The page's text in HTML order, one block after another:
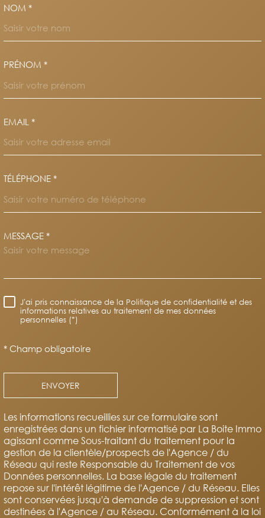
NOM *
PRÉNOM *
EMAIL *
TÉLÉPHONE *
MESSAGE *
RÈGLEMENTATION
J'ai pris connaissance de la Politique de confidentialité et des
informations relatives au traitement de mes données
personnelles (*)
* Champ obligatoire
ENVOYER
Les informations recueillies sur ce formulaire sont
enregistrées dans un fichier informatisé par La Boite Immo
agissant comme Sous-traitant du traitement pour la
gestion de la clientèle/prospects de l'Agence / du
Réseau qui reste Responsable du Traitement de vos
Données personnelles. La base légale du traitement
repose sur l'intérêt légitime de l'Agence / du Réseau. Elles
sont conservées jusqu'à demande de suppression et sont
destinées à l'Agence / au Réseau. Conformément à la loi